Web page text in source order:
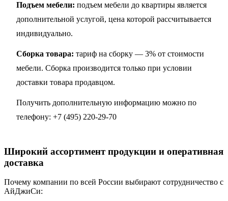
Подъем мебели: подъем мебели до квартиры является
дополнительной услугой, цена которой рассчитывается
индивидуально.
Сборка товара: тариф на сборку — 3% от стоимости
мебели. Сборка производится только при условии
доставки товара продавцом.
Получить дополнительную информацию можно по
телефону: +7 (495) 220-29-70
Широкий ассортимент продукции и оперативная
доставка
Почему компании по всей России выбирают сотрудничество с
АйДжиСи: